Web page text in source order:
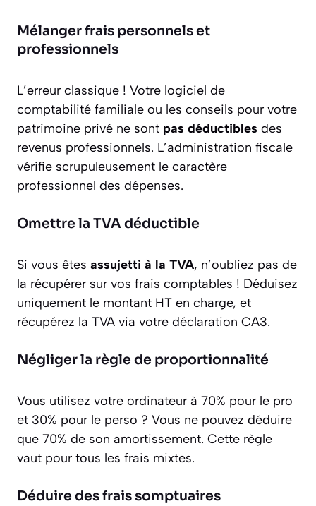
Mélanger frais personnels et
professionnels
L’erreur classique ! Votre logiciel de
comptabilité familiale ou les conseils pour votre
patrimoine privé ne sont pas déductibles des
revenus professionnels. L’administration fiscale
vérifie scrupuleusement le caractère
professionnel des dépenses.
Omettre la TVA déductible
Si vous êtes assujetti à la TVA, n’oubliez pas de
la récupérer sur vos frais comptables ! Déduisez
uniquement le montant HT en charge, et
récupérez la TVA via votre déclaration CA3.
Négliger la règle de proportionnalité
Vous utilisez votre ordinateur à 70% pour le pro
et 30% pour le perso ? Vous ne pouvez déduire
que 70% de son amortissement. Cette règle
vaut pour tous les frais mixtes.
Déduire des frais somptuaires